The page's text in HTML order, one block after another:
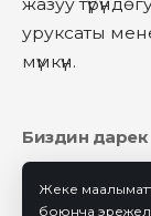
Жеке
боюнча
уруксаты
мүмкүн.
Биздин дарек
Ош облусу,
Райондук